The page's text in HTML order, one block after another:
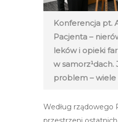
Konferencja pt.
Pacjenta –
leków i opieki
w samorz¹dach.
problem – wiele
Według rządowego